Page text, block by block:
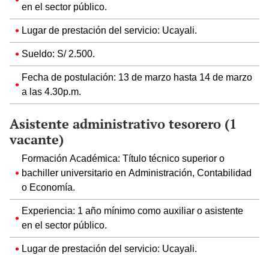
en el sector público.
Lugar de prestación del servicio: Ucayali.
Sueldo: S/ 2.500.
Fecha de postulación: 13 de marzo hasta 14 de marzo
a las 4.30p.m.
Asistente administrativo tesorero (1
vacante)
Formación Académica: Título técnico superior o
bachiller universitario en Administración, Contabilidad
o Economía.
Experiencia: 1 año mínimo como auxiliar o asistente
en el sector público.
Lugar de prestación del servicio: Ucayali.